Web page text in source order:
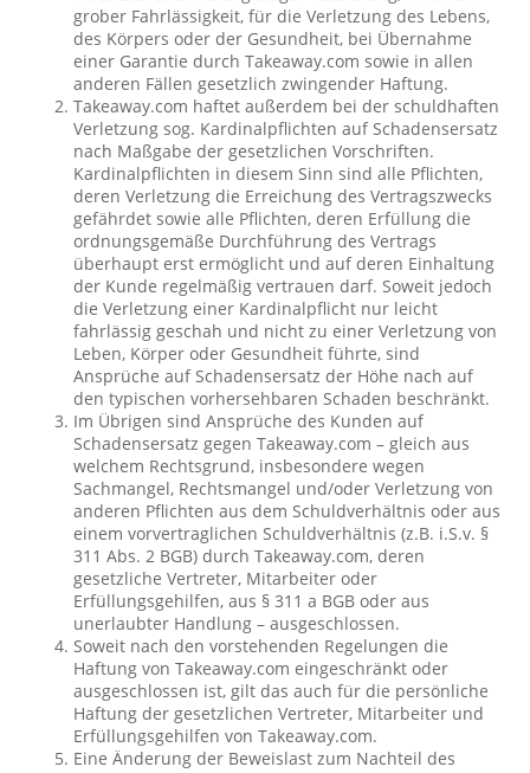
grober Fahrlässigkeit, für die Verletzung des Lebens,
des Körpers oder der Gesundheit, bei Übernahme
einer Garantie durch Takeaway.com sowie in allen
anderen Fällen gesetzlich zwingender Haftung.
Takeaway.com haftet außerdem bei der schuldhaften
Verletzung sog. Kardinalpflichten auf Schadensersatz
nach Maßgabe der gesetzlichen Vorschriften.
Kardinalpflichten in diesem Sinn sind alle Pflichten,
deren Verletzung die Erreichung des Vertragszwecks
gefährdet sowie alle Pflichten, deren Erfüllung die
ordnungsgemäße Durchführung des Vertrags
überhaupt erst ermöglicht und auf deren Einhaltung
der Kunde regelmäßig vertrauen darf. Soweit jedoch
die Verletzung einer Kardinalpflicht nur leicht
fahrlässig geschah und nicht zu einer Verletzung von
Leben, Körper oder Gesundheit führte, sind
Ansprüche auf Schadensersatz der Höhe nach auf
den typischen vorhersehbaren Schaden beschränkt.
Im Übrigen sind Ansprüche des Kunden auf
Schadensersatz gegen Takeaway.com – gleich aus
welchem Rechtsgrund, insbesondere wegen
Sachmangel, Rechtsmangel und/oder Verletzung von
anderen Pflichten aus dem Schuldverhältnis oder aus
einem vorvertraglichen Schuldverhältnis (z.B. i.S.v. §
311 Abs. 2 BGB) durch Takeaway.com, deren
gesetzliche Vertreter, Mitarbeiter oder
Erfüllungsgehilfen, aus § 311 a BGB oder aus
unerlaubter Handlung – ausgeschlossen.
Soweit nach den vorstehenden Regelungen die
Haftung von Takeaway.com eingeschränkt oder
ausgeschlossen ist, gilt das auch für die persönliche
Haftung der gesetzlichen Vertreter, Mitarbeiter und
Erfüllungsgehilfen von Takeaway.com.
Eine Änderung der Beweislast zum Nachteil des